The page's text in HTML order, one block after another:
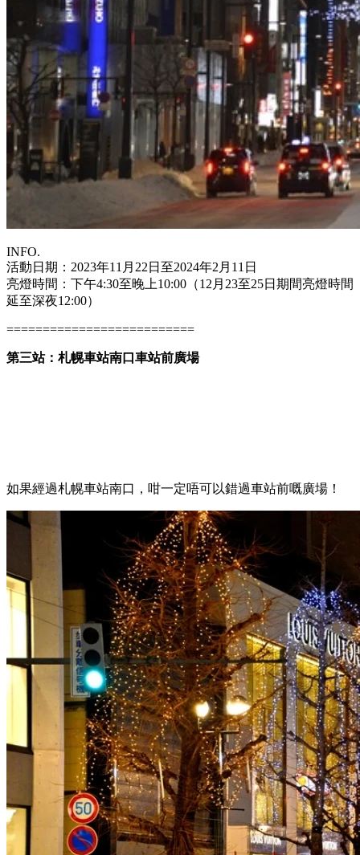
INFO.
活動日期：2023年11月22日至2024年2月11日
亮燈時間：下午4:30至晚上10:00（12月23至25日期間亮燈時間
延至深夜12:00）
==========================
第三站：札幌車站南口車站前廣場
如果經過札幌車站南口，咁一定唔可以錯過車站前嘅廣場！